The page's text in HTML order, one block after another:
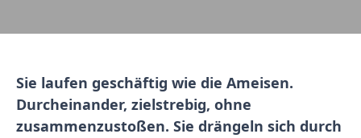
Sie laufen geschäftig wie die Ameisen.
Durcheinander, zielstrebig, ohne
zusammenzustoßen. Sie drängeln sich durch